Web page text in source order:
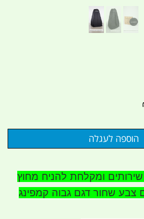
ומקלחת להניח מחוץ
צבע שחור דגם גבוה קמפינג